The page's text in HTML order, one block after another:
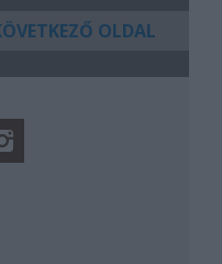
OLDAL